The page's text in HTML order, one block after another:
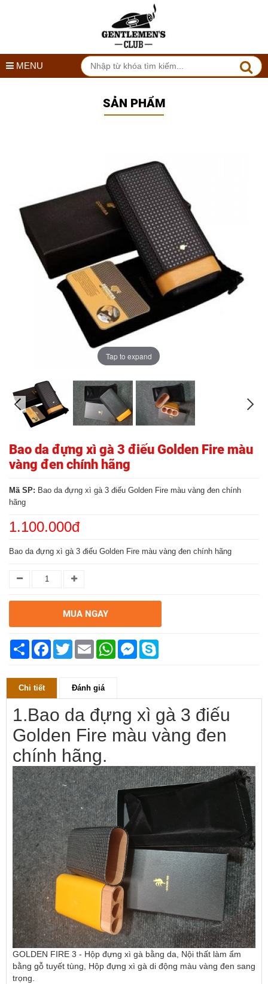
MENU
SẢN PHẨM
Tap to expand
Bao da đựng xì gà 3 điếu Golden Fire màu
vàng đen chính hãng
Mã SP: Bao da đựng xì gà 3 điếu Golden Fire màu vàng đen chính
hãng
1.100.000đ
Bao da đựng xì gà 3 điếu Golden Fire màu vàng đen chính hãng
MUA NGAY
Chia
sẻ
FacebookTwitter Email WhatsAppMessenger
Chi tiết Đánh giá
1.Bao da đựng xì gà 3 điếu
Golden Fire màu vàng đen
chính hãng.
GOLDEN FIRE 3 - Hộp đựng xì gà bằng da, Nội thất làm ẩm
bằng gỗ tuyết tùng, Hộp đựng xì gà di động màu vàng đen sang
trọng.